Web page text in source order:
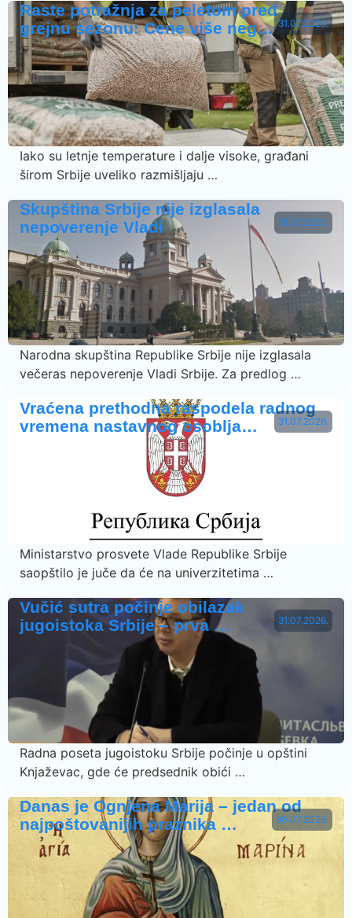
31.07.2026.
Raste potražnja za peletom pred
grejnu sezonu: Cene više neg…
Iako su letnje temperature i dalje visoke, građani
širom Srbije uveliko razmišljaju …
31.07.2026.
Skupština Srbije nije izglasala
nepoverenje Vladi
Narodna skupština Republike Srbije nije izglasala
večeras nepoverenje Vladi Srbije. Za predlog …
31.07.2026.
Vraćena prethodna raspodela radnog
vremena nastavnog osoblja…
Ministarstvo prosvete Vlade Republike Srbije
saopštilo je juče da će na univerzitetima …
31.07.2026.
Vučić sutra počinje obilazak
jugoistoka Srbije – prva …
Radna poseta jugoistoku Srbije počinje u opštini
Knjaževac, gde će predsednik obići …
30.07.2026.
Danas je Ognjena Marija – jedan od
najpoštovanijih praznika …